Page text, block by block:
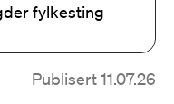
fylkesting
Publisert 11.07.26